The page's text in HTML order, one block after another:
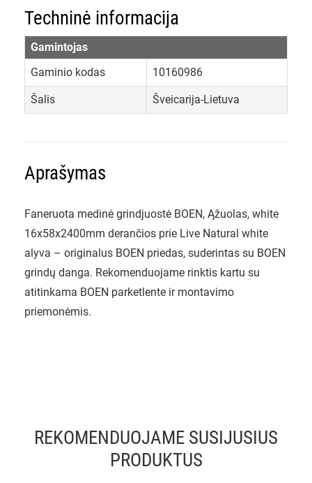
Techninė informacija
Gamintojas
Gaminio kodas
10160986
Šalis Šveicarija-Lietuva
Aprašymas
Faneruota medinė grindjuostė BOEN, Ąžuolas, white
16x58x2400mm derančios prie Live Natural white
alyva – originalus BOEN priedas, suderintas su BOEN
grindų danga. Rekomenduojame rinktis kartu su
atitinkama BOEN parketlente ir montavimo
priemonėmis.
REKOMENDUOJAME SUSIJUSIUS
PRODUKTUS